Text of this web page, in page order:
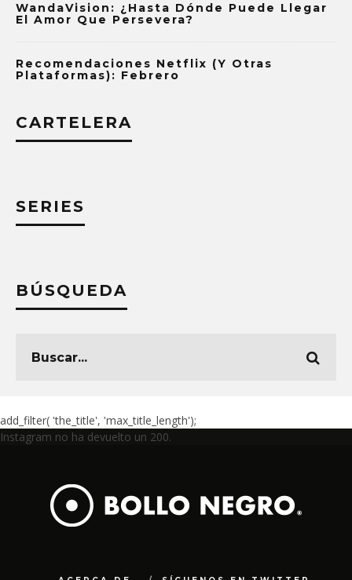
WandaVision: ¿Hasta Dónde Puede Llegar
El Amor Que Persevera?
Recomendaciones Netflix (y Otras
Plataformas): Febrero
CARTELERA
SERIES
BÚSQUEDA
add_filter( 'the_title', 'max_title_length');
Instagram no ha devuelto un 200.